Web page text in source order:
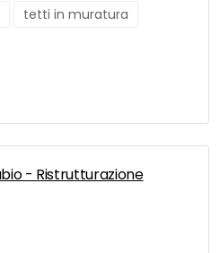
tetti in muratura
- Ristrutturazione